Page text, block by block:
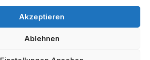
Akzeptieren
Ablehnen